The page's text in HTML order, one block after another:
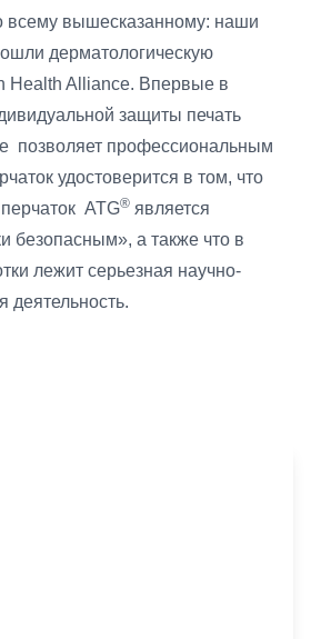
всему вышесказанному: наши
дерматологическую
Health Alliance. Впервые в
защиты печать
позволяет профессиональным
удостоверится в том, что
ATG® является
безопасным», а также что в
лежит серьезная научно-
деятельность.